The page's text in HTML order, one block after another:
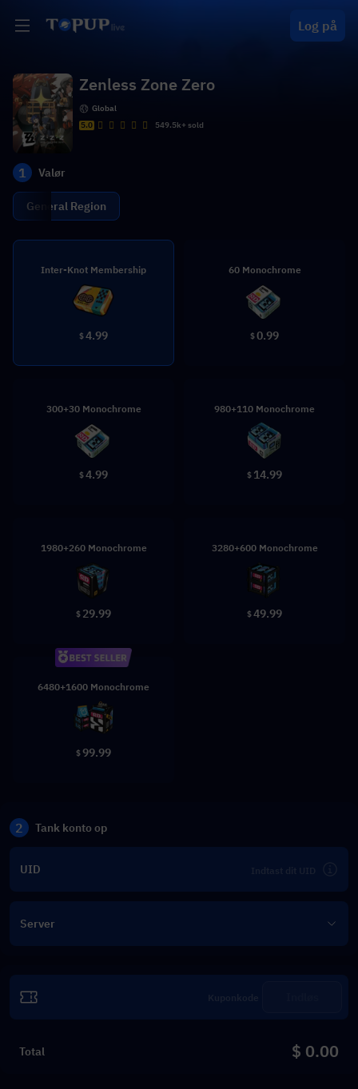
Log på
Zenless Zone Zero
Global
5.0
549.5k+ sold
1 Valør
General Region
Inter-Knot Membership
$4.99
60 Monochrome
$0.99
300+30 Monochrome
$4.99
980+110 Monochrome
$ 14.99
1980+260 Monochrome
$ 29.99
3280+600 Monochrome
$49.99
6480+1600 Monochrome
$99.99
2 Tank konto op
UID
Server
Total $ 0.00